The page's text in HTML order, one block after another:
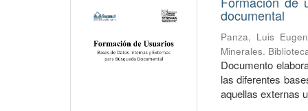
documental
Panza, Luis
Minerales.
Documento
las diferentes
aquellas externas